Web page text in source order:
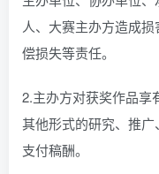
人、大赛主办方造成
偿损失等责任。
2.主办方对获奖作品享
其他形式的研究、推
支付稿酬。